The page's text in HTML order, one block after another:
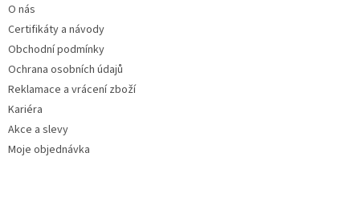
O nás
Certifikáty a návody
Obchodní podmínky
Ochrana osobních údajů
Reklamace a vrácení zboží
Kariéra
Akce a slevy
Moje objednávka